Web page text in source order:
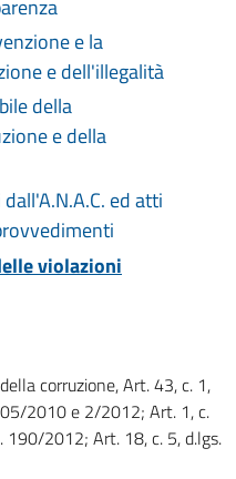
e la
e dell'illegalità
della
e della
ed atti
violazioni
corruzione, Art. 43, c. 1,
2010 e 2/2012; Art. 1, c.
2012; Art. 18, c. 5, d.lgs.